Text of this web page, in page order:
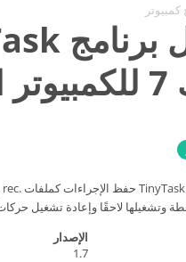
كمبيوتر
وتشغيلها لاحقًا وإعادة تشغيل
الإصدار
1.7